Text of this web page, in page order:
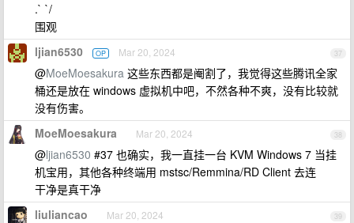
.` `/
围观
37
ljian6530 OP Mar 20, 2024
@MoeMoesakura 这些东西都是阉割了，我觉得这些腾讯全家
桶还是放在 windows 虚拟机中吧，不然各种不爽，没有比较就
没有伤害。
38
MoeMoesakura Mar 20, 2024
@ljian6530 #37 也确实，我一直挂一台 KVM Windows 7 当挂
机宝用，其他各种终端用 mstsc/Remmina/RD Client 去连
干净是真干净
39
liuliancao Mar 20, 2024